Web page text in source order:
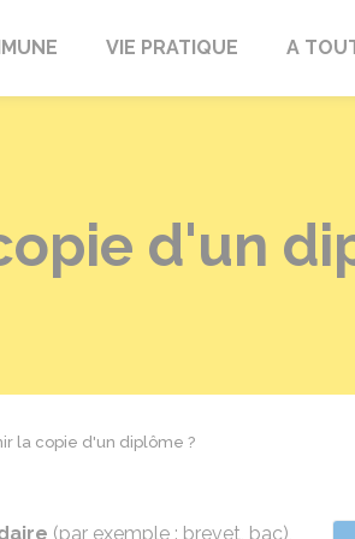
VIE PRATIQUE A
d'un
la copie d'un diplôme ?
(par exemple : brevet, bac),